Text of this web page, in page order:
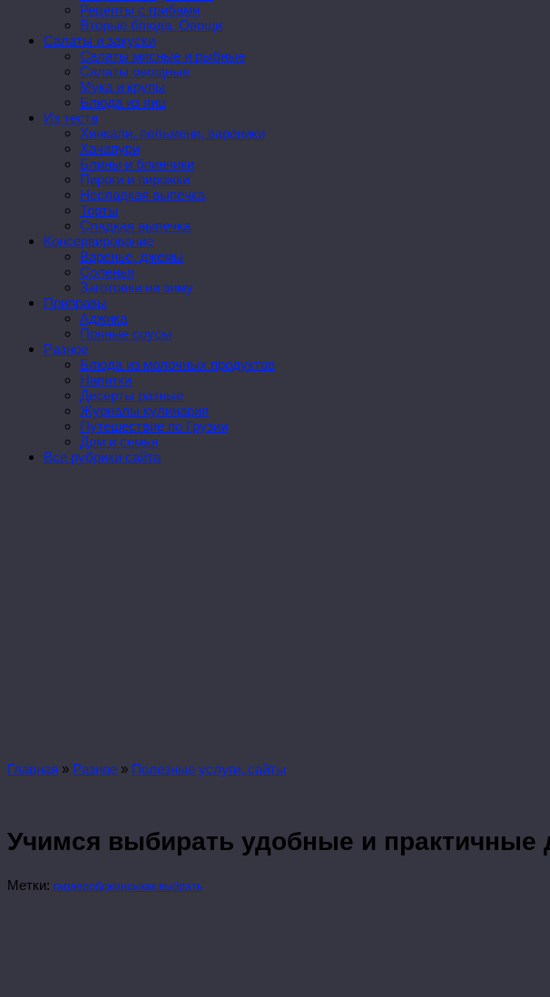
Рецепты с грибами
Вторые блюда. Овощи
Салаты и закуски
Салаты мясные и рыбные
Салаты овощные
Мука и крупы
Блюда из яиц
Из теста
Хинкали, пельмени, вареники
Хачапури
Блины и блинчики
Пироги и пирожки
Несладкая выпечка
Торты
Сладкая выпечка
Консервирование
Варенье, джемы
Соленья
Заготовки на зиму
Приправы
Аджика
Пряные соусы
Разное
Блюда из молочных продуктов
Напитки
Десерты разные
Журналы кулинария
Путешествие по Грузии
Дом и семья
Все рубрики сайта
Главная » Разное » Полезные услуги, сайты
Учимся выбирать удобные и практичные
Метки: гардеробджинсыкак выбрать